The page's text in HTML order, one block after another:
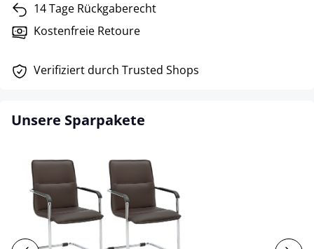
14 Tage Rückgaberecht
Kostenfreie Retoure
Verifiziert durch Trusted Shops
Unsere Sparpakete